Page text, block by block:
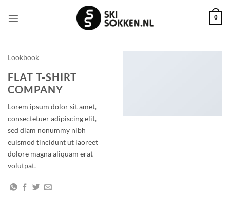
naar
0
Lookbook
FLAT T-SHIRT
COMPANY
Lorem ipsum dolor sit amet,
consectetuer adipiscing elit,
sed diam nonummy nibh
euismod tincidunt ut laoreet
dolore magna aliquam erat
volutpat.